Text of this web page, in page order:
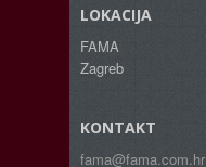
LOKACIJA
FAMA
Zagreb
KONTAKT
fama@fama.com.hr